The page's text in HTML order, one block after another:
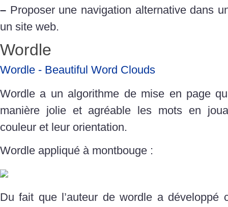
– Proposer une navigation alternative dans
un site web.
Wordle
Wordle - Beautiful Word Clouds
Wordle a un algorithme de mise en page
manière jolie et agréable les mots en
couleur et leur orientation.
Wordle appliqué à montbouge :
Du fait que l’auteur de wordle a développé